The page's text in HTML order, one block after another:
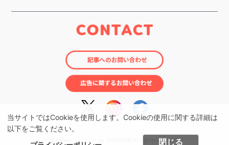
当サイトではCookieを使用します。Cookieの使用に関する詳細は
以下をご覧ください。
閉じる
© nobico（のびこ） by PHP研究所 All rights reserved.